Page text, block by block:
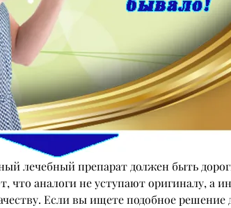
лечебный препарат должен быть
что аналоги не уступают оригиналу, а
Если вы ищете подобное решение